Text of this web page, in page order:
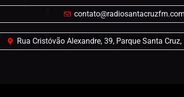
Rua Cristóvão Alexandre, 39, Parque Santa